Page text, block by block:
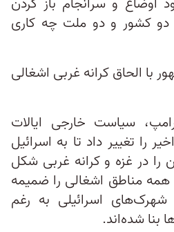
دو کشور و دو ملت چه کاری
با الحاق کرانه غربی اشغالی
سیاست خارجی ایالات
را تغییر داد تا به اسرائیل
در غزه و کرانه غربی شکل
همه مناطق اشغالی را ضمیمه
اسرائیلی به رغم
بنا شده‌اند.